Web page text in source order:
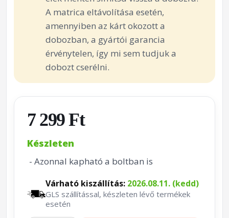
A matrica eltávolítása esetén,
amennyiben az kárt okozott a
dobozban, a gyártói garancia
érvénytelen, így mi sem tudjuk a
dobozt cserélni.
7 299 Ft
Készleten
- Azonnal kapható a boltban is
Várható kiszállítás: 2026.08.11. (kedd)
GLS szállítással, készleten lévő termékek
esetén